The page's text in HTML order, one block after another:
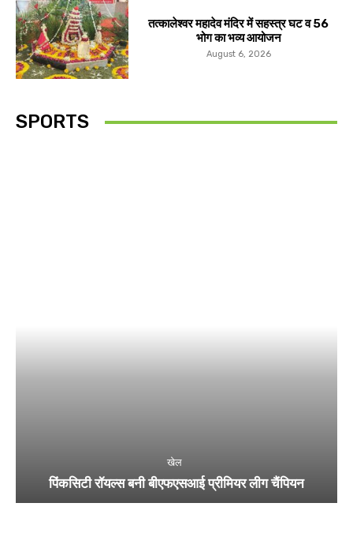
तत्कालेश्वर महादेव मंदिर में सहस्त्र घट व 56
भोग का भव्य आयोजन
August 6, 2026
SPORTS
खेल
पिंकसिटी रॉयल्स बनी बीएफएसआई प्रीमियर लीग चैंपियन